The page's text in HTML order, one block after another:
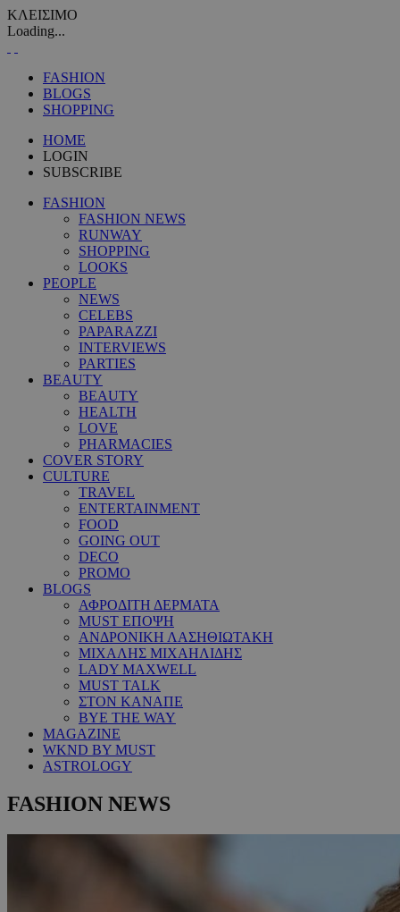
ΚΛΕΙΣΙΜΟ
Loading...
FASHION
BLOGS
SHOPPING
HOME
LOGIN
SUBSCRIBE
FASHION
FASHION NEWS
RUNWAY
SHOPPING
LOOKS
PEOPLE
NEWS
CELEBS
PAPARAZZI
INTERVIEWS
PARTIES
BEAUTY
BEAUTY
HEALTH
LOVE
PHARMACIES
COVER STORY
CULTURE
TRAVEL
ENTERTAINMENT
FOOD
GOING OUT
DECO
PROMO
BLOGS
ΑΦΡΟΔΙΤΗ ΔΕΡΜΑΤΑ
MUST ΕΠΟΨΗ
ΑΝΔΡΟΝΙΚΗ ΛΑΣΗΘΙΩΤΑΚΗ
ΜΙΧΑΛΗΣ ΜΙΧΑΗΛΙΔΗΣ
LADY MAXWELL
MUST TALK
ΣΤΟΝ ΚΑΝΑΠΕ
BYE THE WAY
MAGAZINE
WKND BY MUST
ASTROLOGY
FASHION NEWS